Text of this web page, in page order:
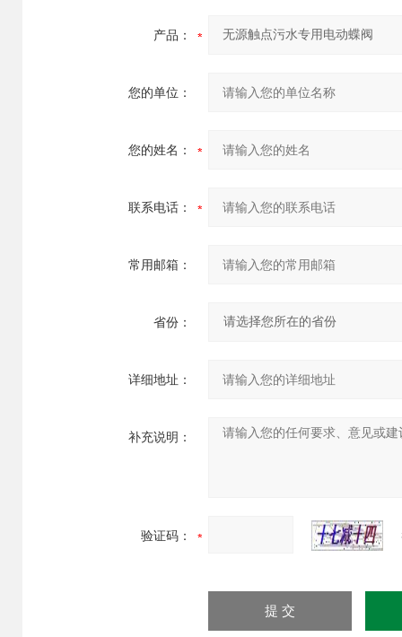
产品：
您的单位：
您的姓名：
联系电话：
常用邮箱：
省份：
详细地址：
补充说明：
验证码：